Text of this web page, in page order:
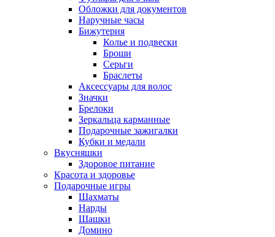
Обложки для документов
Наручные часы
Бижутерия
Колье и подвески
Броши
Серьги
Браслеты
Аксессуары для волос
Значки
Брелоки
Зеркальца карманные
Подарочные зажигалки
Кубки и медали
Вкусняшки
Здоровое питание
Красота и здоровье
Подарочные игры
Шахматы
Нарды
Шашки
Домино